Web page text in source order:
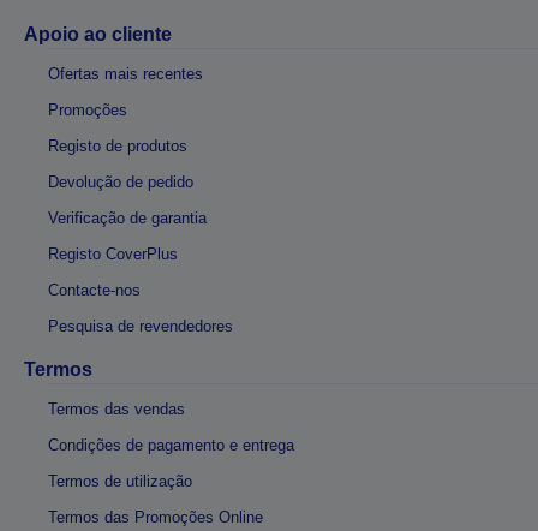
Apoio ao cliente
Ofertas mais recentes
Promoções
Registo de produtos
Devolução de pedido
Verificação de garantia
Registo CoverPlus
Contacte-nos
Pesquisa de revendedores
Termos
Termos das vendas
Condições de pagamento e entrega
Termos de utilização
Termos das Promoções Online